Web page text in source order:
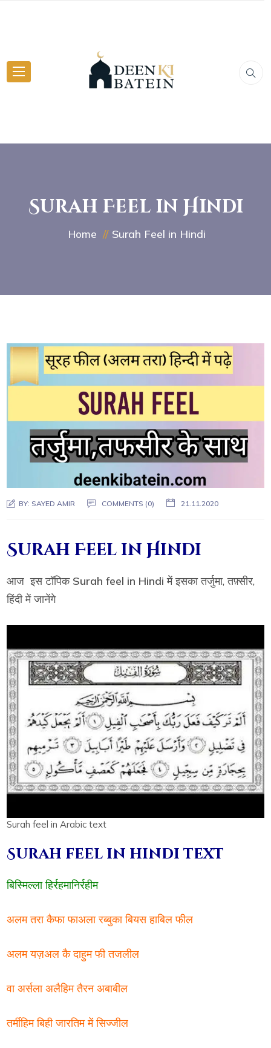
Surah Feel in Hindi
Home Surah Feel in Hindi
BY: SAYED AMIR COMMENTS (0) 21.11.2020
Surah Feel in Hindi
आज इस टॉपिक Surah feel in Hindi में इसका तर्जुमा, तफ़्सीर,
हिंदी में जानेंगे
Surah feel in Arabic text
Surah feel in hindi text
बिस्मिल्ला हिर्रहमानिर्रहीम
अलम तरा कैफा फाअला रब्बुका बियस हाबिल फील
अलम यज़अल कै दाहुम फी तजलील
वा अर्सला अलैहिम तैरन अबाबील
तर्मीहिम बिही जारतिम में सिज्जील